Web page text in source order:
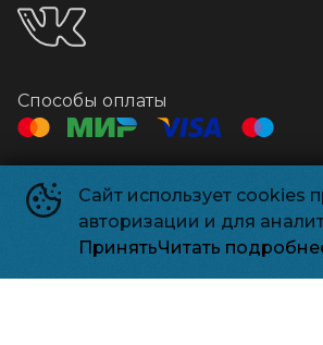
Сайт использует cookies
авторизации и для
ПринятьЧитать
Способы оплаты
Контакты
Касса
+7 495 500-91-78
Администрация